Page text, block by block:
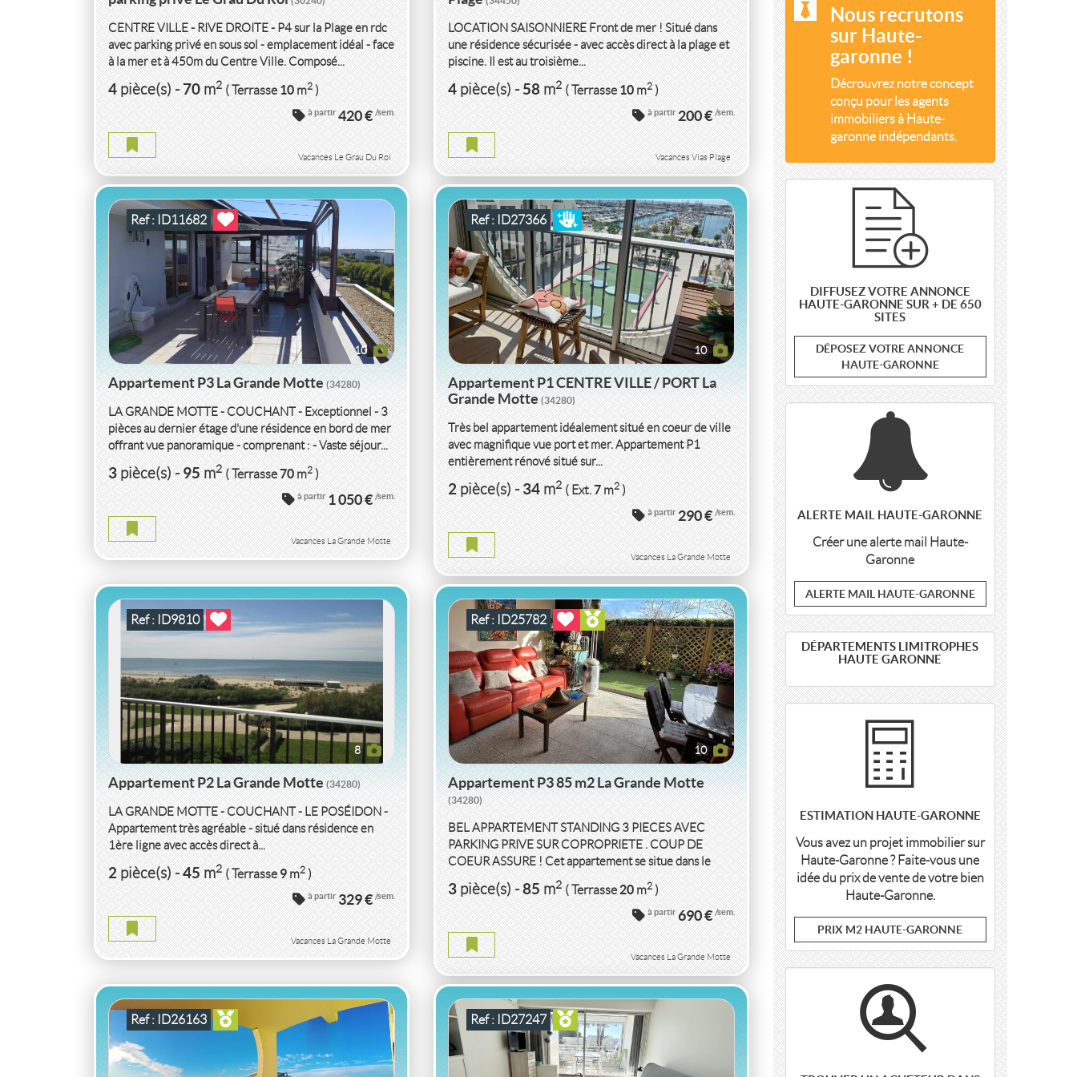
CENTRE VILLE - RIVE DROITE - P4 sur la Plage en rdc
avec parking privé en sous sol - emplacement idéal - face
à la mer et à 450m du Centre Ville. Composé...
4pièce(s)-70m2 ( Terrasse10m2)
à partir420 €/sem.
Vacances Le Grau Du Roi
LOCATION SAISONNIERE Front de mer ! Situé dans
une résidence sécurisée - avec accès direct à la plage et
piscine. Il est au troisième...
4pièce(s)-58m2 ( Terrasse10m2)
à partir200 €/sem.
Vacances Vias Plage
10
Ref : ID11682
VACANCES APPARTEMENT P3HERAULT
APPARTEMENT P3 HERAULT
3pièce(s)-95m2 ( Terrasse70m2)
Appartement P3 La Grande Motte(34280)
LA GRANDE MOTTE - COUCHANT - Exceptionnel - 3
pièces au dernier étage d'une résidence en bord de mer
offrant vue panoramique - comprenant : - Vaste séjour...
3pièce(s)-95m2 ( Terrasse70m2)
à partir1 050 €/sem.
Vacances La Grande Motte
10
Ref : ID27366
VACANCES APPARTEMENT P1 CENTRE VILLE
/ PORT RÉNOVÉ(E)HERAULT
APPARTEMENT P1 CENTRE VILLE / PORT HERAULT
2pièce(s)-34m2 ( Ext.7m2)
Appartement P1 CENTRE VILLE / PORT La
Grande Motte(34280)
Très bel appartement idéalement situé en coeur de ville
avec magnifique vue port et mer. Appartement P1
entièrement rénové situé sur...
2pièce(s)-34m2 ( Ext.7m2)
à partir290 €/sem.
Vacances La Grande Motte
8
Ref : ID9810
VACANCES APPARTEMENT P2HERAULT
APPARTEMENT P2 HERAULT
2pièce(s)-45m2 ( Terrasse9m2)
Appartement P2 La Grande Motte(34280)
LA GRANDE MOTTE - COUCHANT - LE POSÉIDON -
Appartement très agréable - situé dans résidence en
1ère ligne avec accès direct à...
2pièce(s)-45m2 ( Terrasse9m2)
à partir329 €/sem.
Vacances La Grande Motte
10
Ref : ID25782
VACANCES APPARTEMENT P3 85 M2
HERAULT
APPARTEMENT P3 85 M2 HERAULT
3pièce(s)-85m2 ( Terrasse20m2)
Appartement P3 85 m2 La Grande Motte
(34280)
BEL APPARTEMENT STANDING 3 PIECES AVEC
PARKING PRIVE SUR COPROPRIETE . COUP DE
COEUR ASSURE ! Cet appartement se situe dans le
quartier du Point Zéro. Il s'agit d'un 3 pièces...
3pièce(s)-85m2 ( Terrasse20m2)
à partir690 €/sem.
Vacances La Grande Motte
Ref : ID26163
VACANCES APPARTEMENT P2 TRES BELLE
VUE PORT ET MERHERAULT
APPARTEMENT P2 TRES BELLE VUE PORT ET MER
2pièce(s)
Ref : ID27247
VACANCES STUDIO CABINE PLAGE À 2MIN À
PIED ET CLIMGARD
STUDIO CABINE PLAGE À 2MIN À PIED ET CLIM
GARD
1pièce(s)-23m ( Ext.9m )
Nous recrutons
sur Haute-
garonne !
Décrouvrez notre concept
conçu pour les agents
immobiliers à Haute-
garonne indépendants.
DIFFUSEZ VOTRE ANNONCE
HAUTE-GARONNE SUR + DE 650
SITES
DÉPOSEZ VOTRE ANNONCE
HAUTE-GARONNE
ALERTE MAIL HAUTE-GARONNE
Créer une alerte mail Haute-
Garonne
ALERTE MAIL HAUTE-GARONNE
DÉPARTEMENTS LIMITROPHES
HAUTE GARONNE
ESTIMATION HAUTE-GARONNE
Vous avez un projet immobilier sur
Haute-Garonne ? Faite-vous une
idée du prix de vente de votre bien
Haute-Garonne.
PRIX M2 HAUTE-GARONNE